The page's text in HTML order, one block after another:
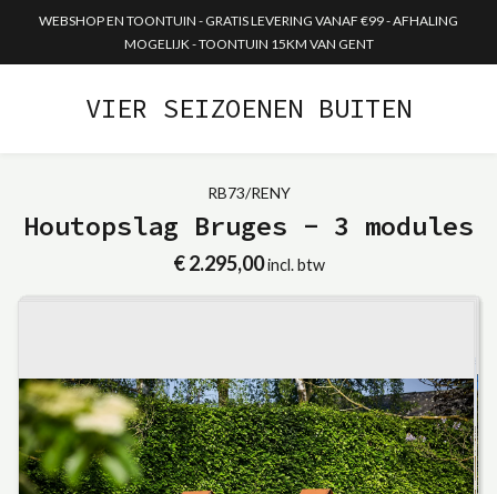
WEBSHOP EN TOONTUIN - GRATIS LEVERING VANAF €99 - AFHALING
MOGELIJK - TOONTUIN 15KM VAN GENT
VIER SEIZOENEN BUITEN
RB73/RENY
Houtopslag Bruges - 3 modules
€ 2.295,00incl. btw